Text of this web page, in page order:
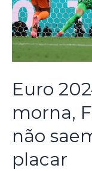
Euro
morna,
não
placar